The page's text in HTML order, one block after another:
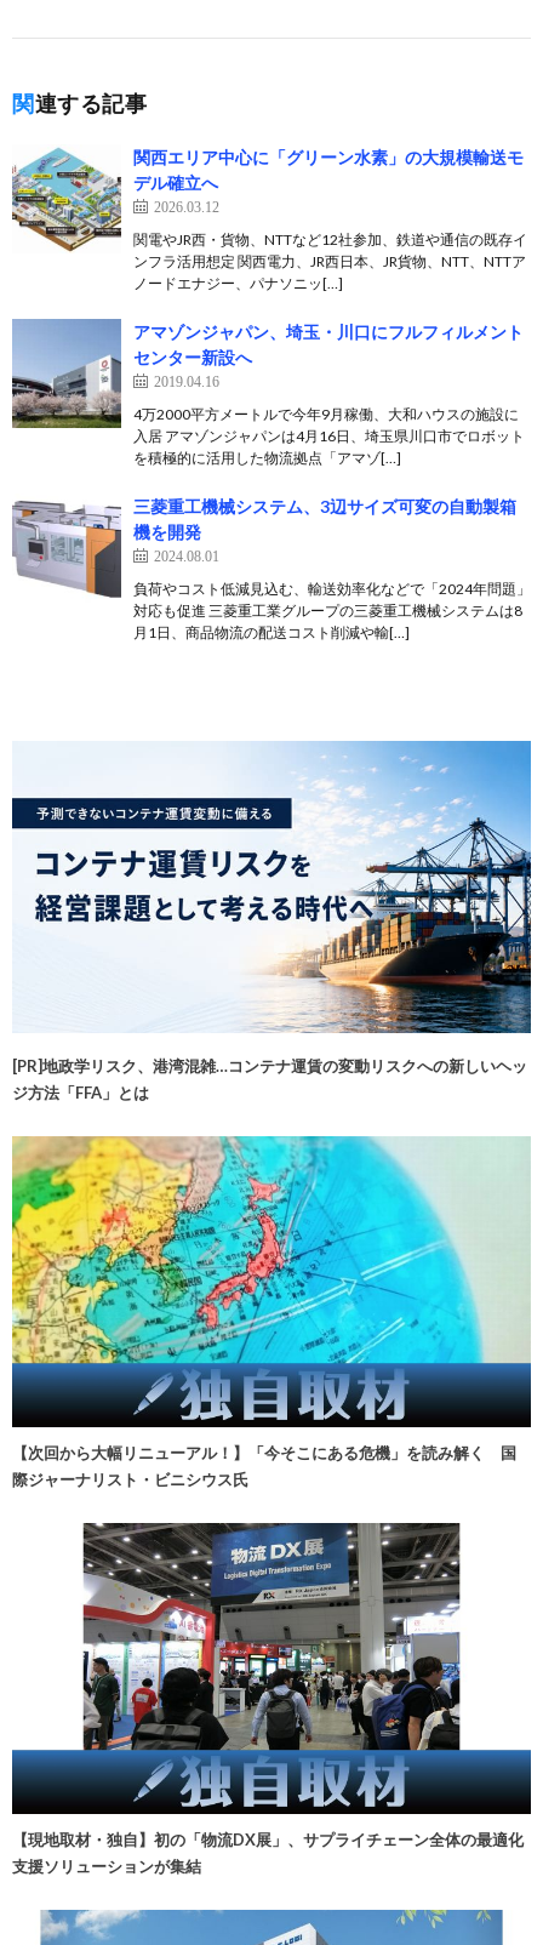
関連する記事
関西エリア中心に「グリーン水素」の大規模輸送モ
デル確立へ
2026.03.12
関電やJR西・貨物、NTTなど12社参加、鉄道や通信の既存イ
ンフラ活用想定 関西電力、JR西日本、JR貨物、NTT、NTTア
ノードエナジー、パナソニッ[…]
アマゾンジャパン、埼玉・川口にフルフィルメント
センター新設へ
2019.04.16
4万2000平方メートルで今年9月稼働、大和ハウスの施設に
入居 アマゾンジャパンは4月16日、埼玉県川口市でロボット
を積極的に活用した物流拠点「アマゾ[…]
三菱重工機械システム、3辺サイズ可変の自動製箱
機を開発
2024.08.01
負荷やコスト低減見込む、輸送効率化などで「2024年問題」
対応も促進 三菱重工業グループの三菱重工機械システムは8
月1日、商品物流の配送コスト削減や輸[…]
[PR]地政学リスク、港湾混雑…コンテナ運賃の変動リスクへの新しいヘッ
ジ方法「FFA」とは
【次回から大幅リニューアル！】「今そこにある危機」を読み解く 国
際ジャーナリスト・ビニシウス氏
【現地取材・独自】初の「物流DX展」、サプライチェーン全体の最適化
支援ソリューションが集結